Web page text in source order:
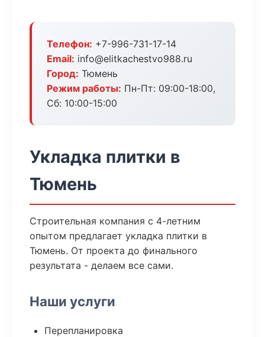
Телефон: +7-996-731-17-14
Email: info@elitkachestvo988.ru
Город: Тюмень
Режим работы: Пн-Пт: 09:00-18:00,
Сб: 10:00-15:00
Укладка плитки в
Тюмень
Строительная компания с 4-летним
опытом предлагает укладка плитки в
Тюмень. От проекта до финального
результата - делаем все сами.
Наши услуги
Перепланировка